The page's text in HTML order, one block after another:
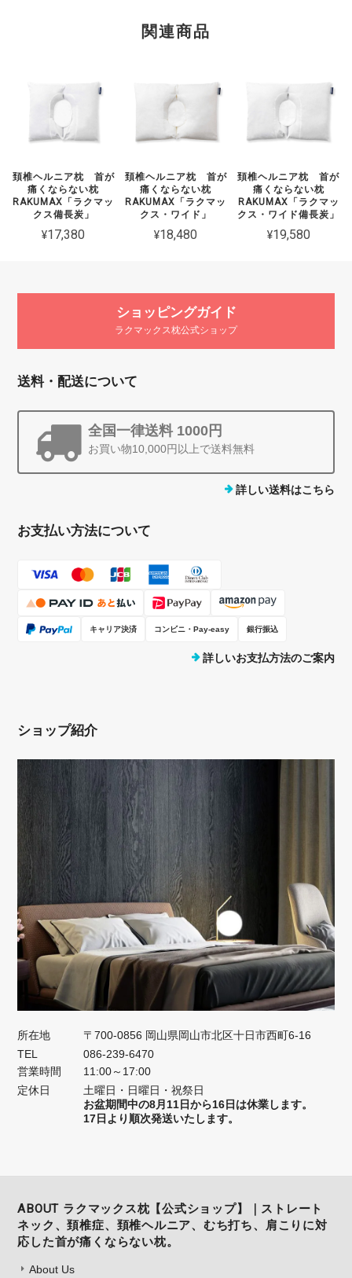
まだ痛みがあるようですが、 肩がすごく楽になっているそうです。
関連商品
頚椎ヘルニア枕 首が
痛くならない枕
RAKUMAX「ラクマッ
クス備長炭」
¥17,380
頚椎ヘルニア枕 首が
痛くならない枕
RAKUMAX「ラクマッ
クス・ワイド」
¥18,480
頚椎ヘルニア枕 首が
痛くならない枕
RAKUMAX「ラクマッ
クス・ワイド備長炭」
¥19,580
ショッピングガイド
ラクマックス枕公式ショップ
送料・配送について
全国一律送料 1000円
お買い物10,000円以上で送料無料
詳しい送料はこちら
お支払い方法について
キャリア決済 コンビニ・Pay-easy 銀行振込
詳しいお支払方法のご案内
ショップ紹介
所在地
〒700-0856 岡山県岡山市北区十日市西町6-16
TEL
086-239-6470
営業時間
11:00～17:00
定休日
土曜日・日曜日・祝祭日
お盆期間中の8月11日から16日は休業します。
17日より順次発送いたします。
ABOUT ラクマックス枕【公式ショップ】｜ストレート
ネック、頚椎症、頚椎ヘルニア、むち打ち、肩こりに対
応した首が痛くならない枕。
About Us